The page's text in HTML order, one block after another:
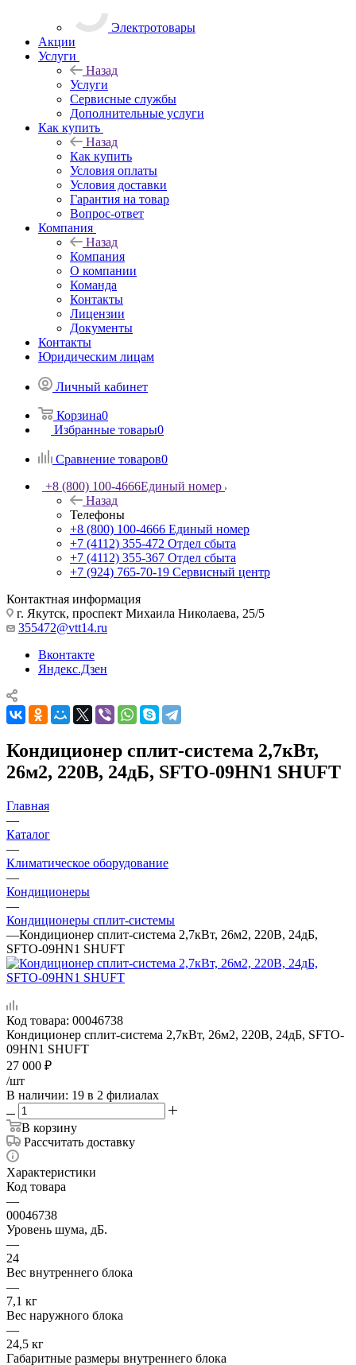
Электротовары
Акции
Услуги
Назад
Услуги
Сервисные службы
Дополнительные услуги
Как купить
Назад
Как купить
Условия оплаты
Условия доставки
Гарантия на товар
Вопрос-ответ
Компания
Назад
Компания
О компании
Команда
Контакты
Лицензии
Документы
Контакты
Юридическим лицам
Личный кабинет
Корзина0
Избранные товары0
Сравнение товаров0
+8 (800) 100-4666Единый номер
Назад
Телефоны
+8 (800) 100-4666 Единый номер
+7 (4112) 355-472 Отдел сбыта
+7 (4112) 355-367 Отдел сбыта
+7 (924) 765-70-19 Сервисный центр
Контактная информация
г. Якутск, проспект Михаила Николаева, 25/5
355472@vtt14.ru
Вконтакте
Яндекс.Дзен
Кондиционер сплит-система 2,7кВт,
26м2, 220В, 24дБ, SFTO-09HN1 SHUFT
Главная
—
Каталог
—
Климатическое оборудование
—
Кондиционеры
—
Кондиционеры сплит-системы
—Кондиционер сплит-система 2,7кВт, 26м2, 220В, 24дБ,
SFTO-09HN1 SHUFT
Код товара: 00046738
Кондиционер сплит-система 2,7кВт, 26м2, 220В, 24дБ, SFTO-
09HN1 SHUFT
27 000 ₽
/шт
В наличии: 19 в 2 филиалах
В корзину
Рассчитать доставку
Характеристики
Код товара
—
00046738
Уровень шума, дБ.
—
24
Вес внутреннего блока
—
7,1 кг
Вес наружного блока
—
24,5 кг
Габаритные размеры внутреннего блока